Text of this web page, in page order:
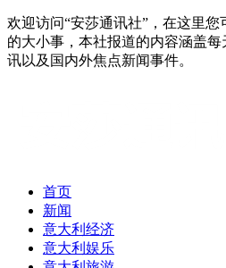
欢迎访问“安莎通讯社”，在这里
的大小事，本社报道的内容涵盖
讯以及国内外焦点新闻事件。
首页
新闻
意大利经济
意大利娱乐